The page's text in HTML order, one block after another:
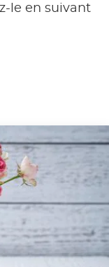
le en suivant